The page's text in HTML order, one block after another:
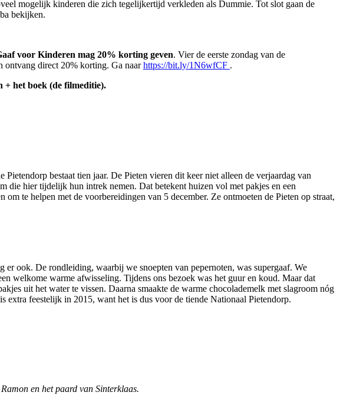
mogelijk kinderen die zich tegelijkertijd verkleden als Dummie. Tot slot gaan de
bekijken.
voor Kinderen mag 20% korting geven. Vier de eerste zondag van de
ontvang direct 20% korting. Ga naarhttps://bit.ly/1N6wfCF .
+ het boek (de filmeditie).
Pietendorp bestaat tien jaar. De Pieten vieren dit keer niet alleen de verjaardag van
die hier tijdelijk hun intrek nemen. Dat betekent huizen vol met pakjes en een
te helpen met de voorbereidingen van 5 december. Ze ontmoeten de Pieten op straat,
ook. De rondleiding, waarbij we snoepten van pepernoten, was supergaaf. We
welkome warme afwisseling. Tijdens ons bezoek was het guur en koud. Maar dat
uit het water te vissen. Daarna smaakte de warme chocolademelk met slagroom nóg
extra feestelijk in 2015, want het is dus voor de tiende Nationaal Pietendorp.
Ramon en het paard van Sinterklaas.